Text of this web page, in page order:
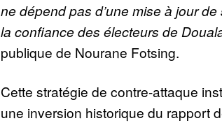
ne dépend pas d’une mise à jour
la confiance des électeurs de
publique de Nourane Fotsing.
Cette stratégie de contre-attaque
une inversion historique du rapport